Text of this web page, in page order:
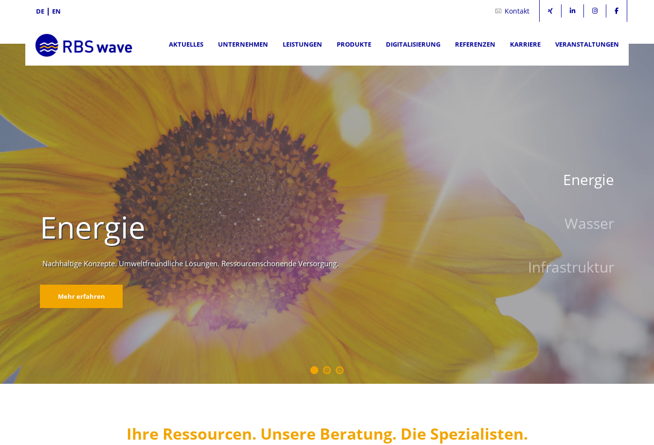
DE EN Kontakt
AKTUELLES UNTERNEHMEN LEISTUNGEN PRODUKTE DIGITALISIERUNG REFERENZEN KARRIERE VERANSTALTUNGEN
Energie
Wasser
Infrastruktur
Energie
Nachhaltige Konzepte. Umweltfreundliche Lösungen. Ressourcenschonende Versorgung.
Mehr erfahren
Ihre Ressourcen. Unsere Beratung. Die Spezialisten.